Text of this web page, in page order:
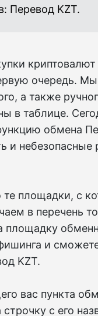
Перевод KZT.
очередь.
а также
в таблице.
обмена
и небезопасные
те площадки, с
в перечень
площадку
и
KZT.
вас пункта
с его